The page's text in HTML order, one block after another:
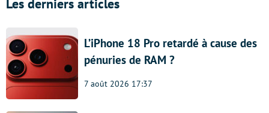
Les derniers articles
L’iPhone 18 Pro retardé à cause des
pénuries de RAM ?
7 août 2026 17:37